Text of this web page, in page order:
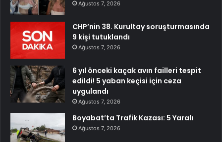
Ağustos 7, 2026
CHP’nin 38. Kurultay soruşturmasında
9 kişi tutuklandı
Ağustos 7, 2026
6 yıl önceki kaçak avın failleri tespit
edildi! 5 yaban keçisi için ceza
uygulandı
Ağustos 7, 2026
Boyabat’ta Trafik Kazası: 5 Yaralı
Ağustos 7, 2026